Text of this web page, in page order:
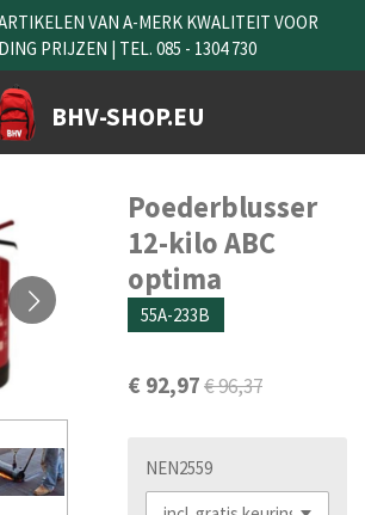
BHV-SHOP.EU
VAN A-MERK KWALITEIT VOOR
PRIJZEN | TEL. 085 - 1304 730
Poederblusser
12-kilo ABC
optima
55A-233B
€ 92,97€ 96,37
NEN2559